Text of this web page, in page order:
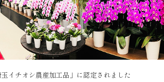
イチオシ農産加工品」に認定されました